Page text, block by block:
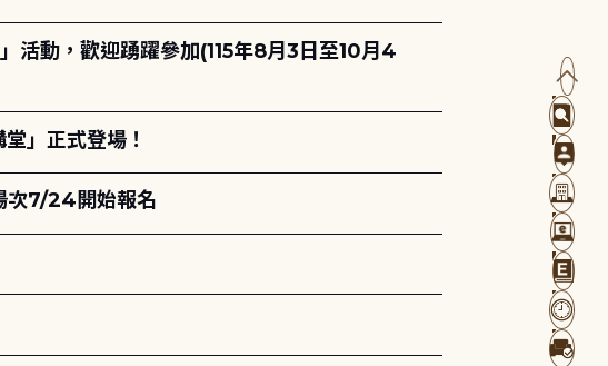
活動，歡迎踴躍參加(115年8月3日至10月4
」正式登場！
次7/24開始報名